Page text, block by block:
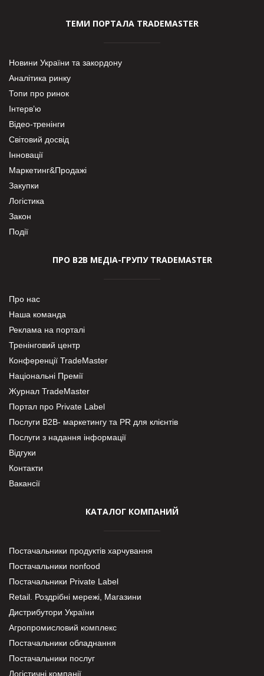
ТЕМИ ПОРТАЛА TRADEMASTER
Новини України та закордону
Аналітика ринку
Топи про ринок
Інтерв’ю
Відео-тренінги
Світовий досвід
Інновації
Маркетинг&Продажі
Закупки
Логістика
Закон
Події
ПРО В2В МЕДІА-ГРУПУ TRADEMASTER
Про нас
Наша команда
Реклама на порталі
Тренінговий центр
Конференції TradeMaster
Національні Премії
Журнал TradeMaster
Портал про Private Label
Послуги В2В- маркетингу та PR для клієнтів
Послуги з надання інформації
Відгуки
Контакти
Вакансії
КАТАЛОГ КОМПАНИЙ
Постачальники продуктів харчування
Постачальники nonfood
Постачальники Private Label
Retail. Роздрібні мережі, Магазини
Дистрибутори України
Агропромисловий комплекс
Постачальники обладнання
Постачальники послуг
Логістичні компанії